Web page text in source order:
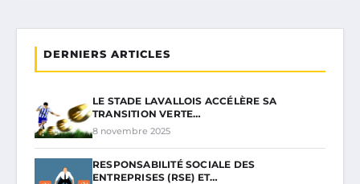
DERNIERS ARTICLES
LE STADE LAVALLOIS ACCÉLÈRE SA
TRANSITION VERTE…
8 novembre 2025
RESPONSABILITÉ SOCIALE DES
ENTREPRISES (RSE) ET…